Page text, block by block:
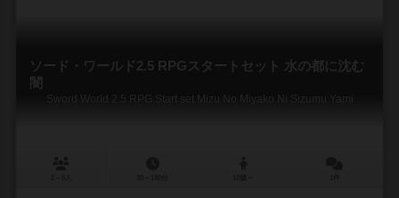
ソード・ワールド2.5 RPGスタートセット 水の都に沈む
闇
Sword World 2.5 RPG Start set Mizu No Miyako Ni Sizumu Yami